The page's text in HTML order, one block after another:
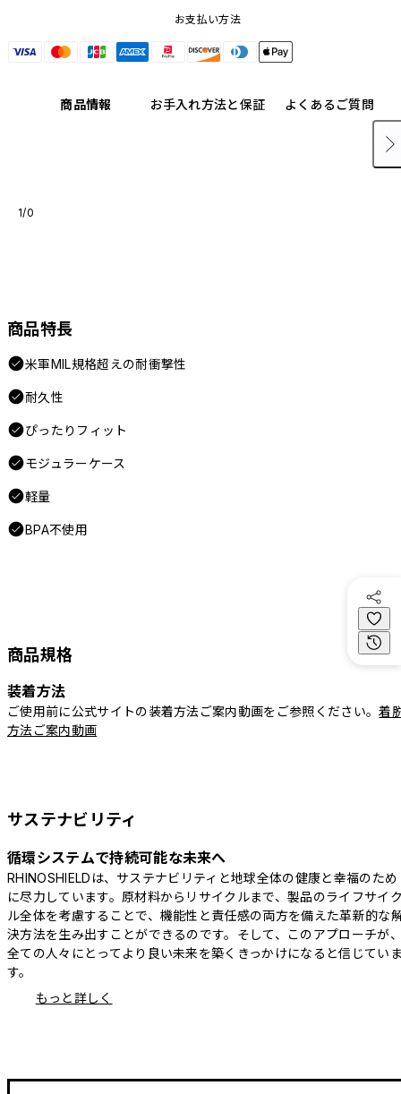
お支払い方法
商品情報 お手入れ方法と保証 よくあるご質問
1/0
商品特長
米軍MIL規格超えの耐衝撃性
耐久性
ぴったりフィット
モジュラーケース
軽量
BPA不使用
商品規格
装着方法
ご使用前に公式サイトの装着方法ご案内動画をご参照ください。着
方法ご案内動画
サステナビリティ
循環システムで持続可能な未来へ
RHINOSHIELDは、サステナビリティと地球全体の健康と幸福のため
に尽力しています。原材料からリサイクルまで、製品のライフサイ
ル全体を考慮することで、機能性と責任感の両方を備えた革新的な
決方法を生み出すことができるのです。そして、このアプローチが
全ての人々にとってより良い未来を築くきっかけになると信じてい
す。
もっと詳しく